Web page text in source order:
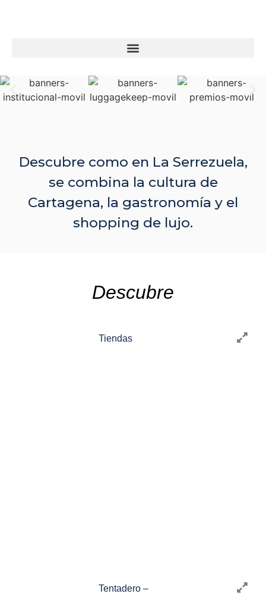
Descubre como en La Serrezuela,
se combina la cultura de
Cartagena, la gastronomía y el
shopping de lujo.
Descubre
Tiendas
Tentadero –